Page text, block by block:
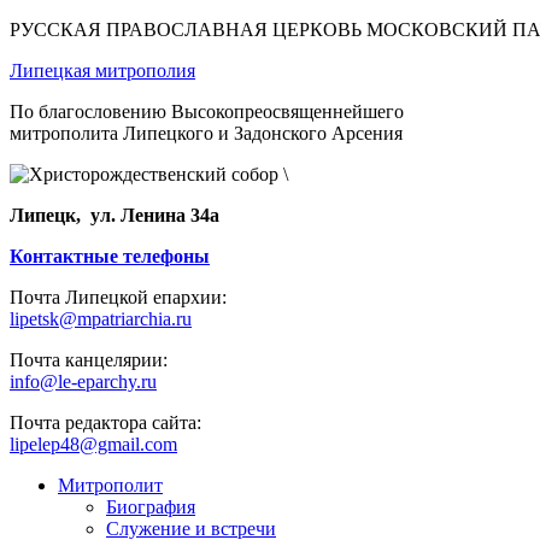
РУССКАЯ ПРАВОСЛАВНАЯ ЦЕРКОВЬ МОСКОВСКИЙ
Липецкая митрополия
По благословению Высокопреосвященнейшего
митрополита Липецкого и Задонского Арсения
Липецк, ул. Ленина 34а
Контактные телефоны
Почта Липецкой епархии:
lipetsk@mpatriarchia.ru
Почта канцелярии:
info@le-eparchy.ru
Почта редактора сайта:
lipelep48@gmail.com
Митрополит
Биография
Служение и встречи